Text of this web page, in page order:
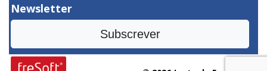
Newsletter
Subscrever